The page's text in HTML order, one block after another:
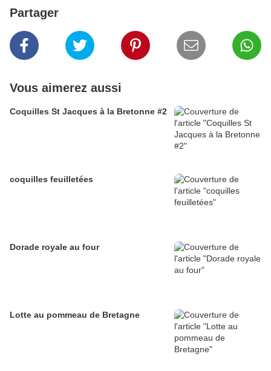
Partager
Vous aimerez aussi
Coquilles St Jacques à la Bretonne #2
coquilles feuilletées
Dorade royale au four
Lotte au pommeau de Bretagne